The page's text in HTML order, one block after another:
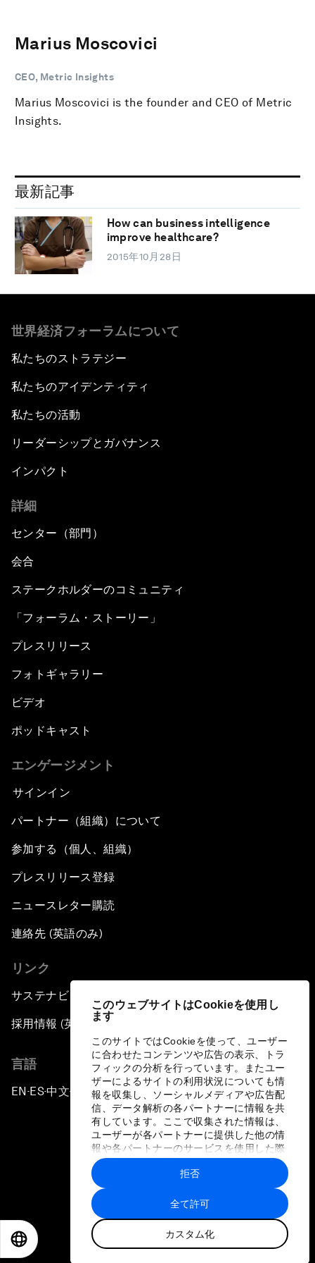
このウェブサイトはCookieを使用し
ます
このサイトではCookieを使って、ユーザー
に合わせたコンテンツや広告の表示、トラ
フィックの分析を行っています。またユー
ザーによるサイトの利用状況についても情
報を収集し、ソーシャルメディアや広告配
信、データ解析の各パートナーに情報を共
有しています。ここで収集された情報は、
ユーザーが各パートナーに提供した他の情
報や各パートナーのサービスを使用した際
に収集された情報と組み合わされ、各パー
トナーによって使用されることがありま
す。
全て許可
カスタム化
拒否
Marius Moscovici
CEO, Metric Insights
Marius Moscovici is the founder and CEO of Metric
Insights.
最新記事
How can business intelligence
improve healthcare?
2015年10月28日
世界経済フォーラムについて
私たちのストラテジー
私たちのアイデンティティ
私たちの活動
リーダーシップとガバナンス
インパクト
詳細
センター（部門）
会合
ステークホルダーのコミュニティ
「フォーラム・ストーリー」
プレスリリース
フォトギャラリー
ビデオ
ポッドキャスト
エンゲージメント
サインイン
パートナー（組織）について
参加する（個人、組織）
プレスリリース登録
ニュースレター購読
連絡先 (英語のみ)
リンク
サステナビリティへの取り組み
採用情報 (英語のみ)
言語
EN ▪ES▪中文▪ 日本語
プライバシーポリシーと利用規約
サイトマップ
©
世界経済フォーラム